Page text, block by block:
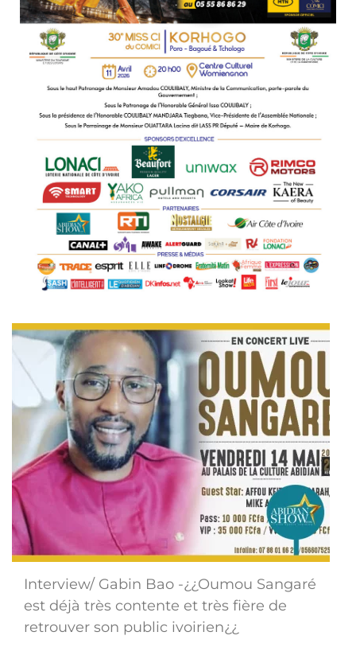
Interview/ Gabin Bao -¿¿Oumou Sangaré
est déjà très contente et très fière de
retrouver son public ivoirien¿¿